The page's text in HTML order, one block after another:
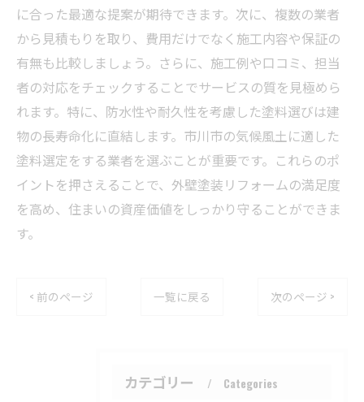
に合った最適な提案が期待できます。次に、複数の業者
から見積もりを取り、費用だけでなく施工内容や保証の
有無も比較しましょう。さらに、施工例や口コミ、担当
者の対応をチェックすることでサービスの質を見極めら
れます。特に、防水性や耐久性を考慮した塗料選びは建
物の長寿命化に直結します。市川市の気候風土に適した
塗料選定をする業者を選ぶことが重要です。これらのポ
イントを押さえることで、外壁塗装リフォームの満足度
を高め、住まいの資産価値をしっかり守ることができま
す。
< 前のページ 一覧に戻る 次のページ >
カテゴリー Categories